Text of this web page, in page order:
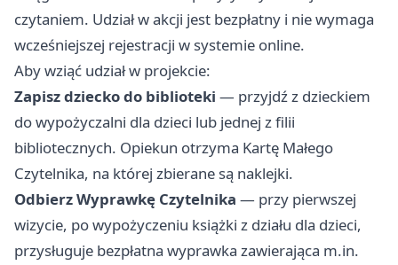
czytaniem. Udział w akcji jest bezpłatny i nie wymaga
wcześniejszej rejestracji w systemie online.
Aby wziąć udział w projekcie:
Zapisz dziecko do biblioteki — przyjdź z dzieckiem
do wypożyczalni dla dzieci lub jednej z filii
bibliotecznych. Opiekun otrzyma Kartę Małego
Czytelnika, na której zbierane są naklejki.
Odbierz Wyprawkę Czytelnika — przy pierwszej
wizycie, po wypożyczeniu książki z działu dla dzieci,
przysługuje bezpłatna wyprawka zawierająca m.in.